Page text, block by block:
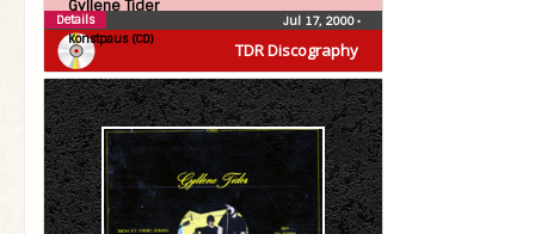
TDR Discography
Gyllene Tider
Konstpaus (CD)
Jul 17, 2000•
Details